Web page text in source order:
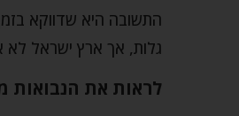
התשובה היא שדווקא
גלות, אך ארץ ישראל לא
לראות את הנבואות